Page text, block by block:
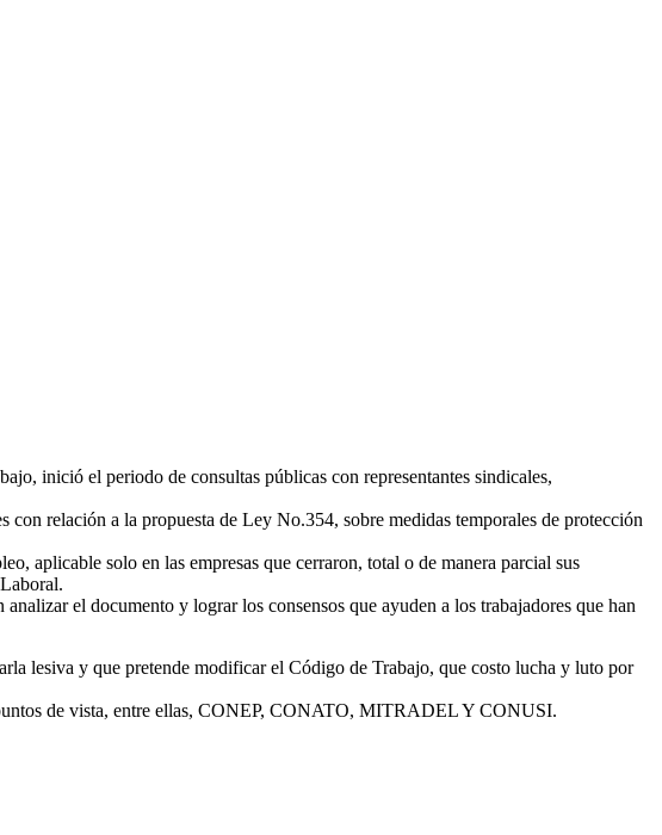
inició el periodo de consultas públicas con representantes sindicales,
relación a la propuesta de Ley No.354, sobre medidas temporales de protección
aplicable solo en las empresas que cerraron, total o de manera parcial sus
el documento y lograr los consensos que ayuden a los trabajadores que han
lesiva y que pretende modificar el Código de Trabajo, que costo lucha y luto por
de vista, entre ellas, CONEP, CONATO, MITRADEL Y CONUSI.